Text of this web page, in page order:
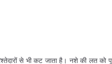
से भी कट जाता है। नशे की लत को